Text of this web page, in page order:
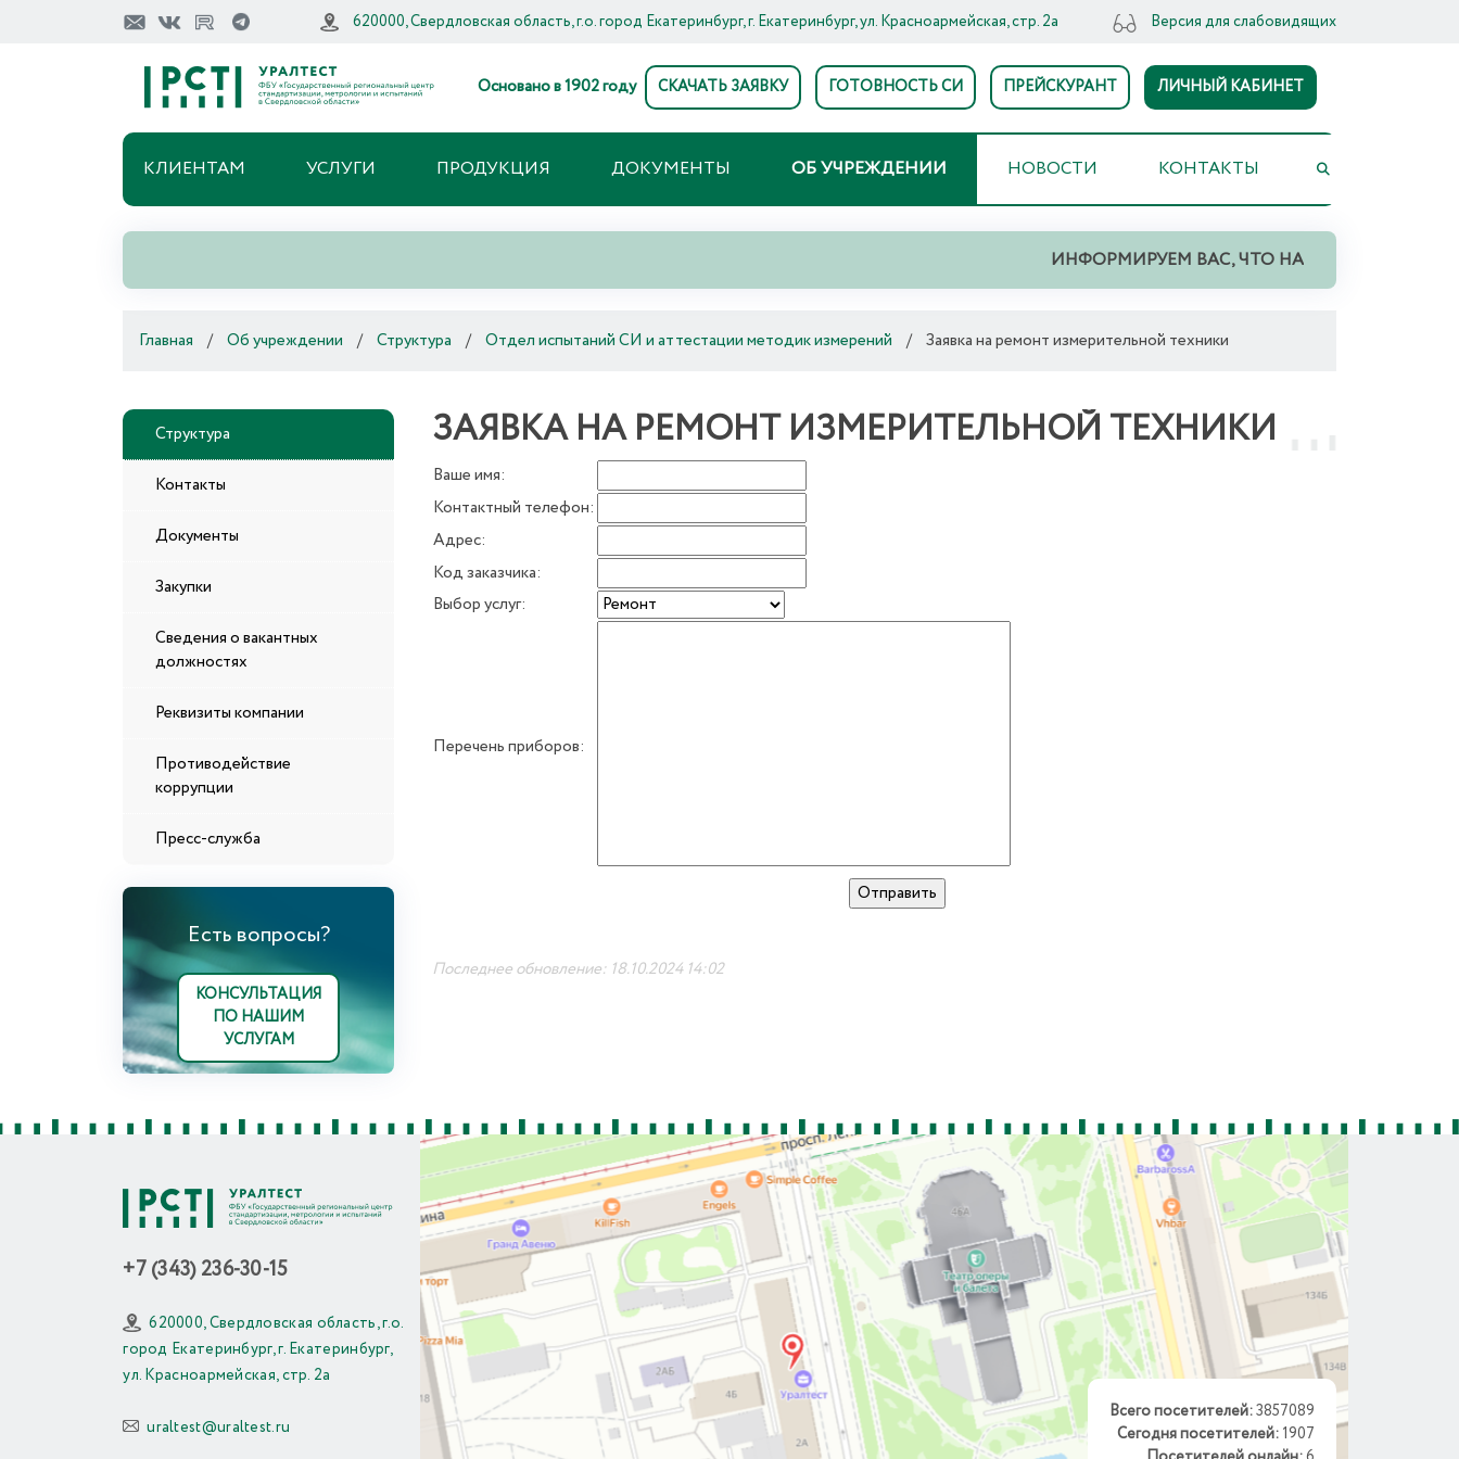
620000, Свердловская область, г.о. город Екатеринбург, г. Екатеринбург, ул. Красноармейская, стр. 2а Версия для слабовидящих
Основано в 1902 году СКАЧАТЬ ЗАЯВКУ ГОТОВНОСТЬ СИ ПРЕЙСКУРАНТ ЛИЧНЫЙ КАБИНЕТ
КЛИЕНТАМ УСЛУГИ ПРОДУКЦИЯ ДОКУМЕНТЫ ОБ УЧРЕЖДЕНИИ НОВОСТИ КОНТАКТЫ
ИНФОРМИРУЕМ ВАС, ЧТО НА ТЕРРИТОРИИ
Главная / Об учреждении / Структура / Отдел испытаний СИ и аттестации методик измерений / Заявка на ремонт измерительной техники
Структура
Контакты
Документы
Закупки
Сведения о вакантных
должностях
Реквизиты компании
Противодействие
коррупции
Пресс-служба
Есть вопросы?
КОНСУЛЬТАЦИЯ
ПО НАШИМ
УСЛУГАМ
ЗАЯВКА НА РЕМОНТ ИЗМЕРИТЕЛЬНОЙ ТЕХНИКИ
Ваше имя:
Контактный телефон:
Адрес:
Код заказчика:
Выбор услуг:
Перечень приборов:
Последнее обновление: 18.10.2024 14:02
+7 (343) 236-30-15
620000, Свердловская область, г.о.
город Екатеринбург, г. Екатеринбург,
ул. Красноармейская, стр. 2а
uraltest@uraltest.ru
Всего посетителей:3857089
Сегодня посетителей:1907